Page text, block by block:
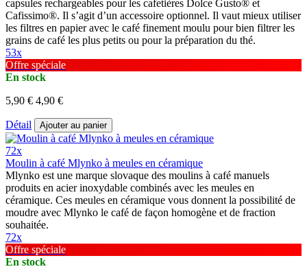
capsules rechargeables pour les cafetières Dolce Gusto® et
Cafissimo®. Il s’agit d’un accessoire optionnel. Il vaut mieux utiliser
les filtres en papier avec le café finement moulu pour bien filtrer les
grains de café les plus petits ou pour la préparation du thé.
53x
Offre spéciale
En stock
5,90 € 4,90 €
Détail Ajouter au panier
72x
Moulin à café Mlynko à meules en céramique
Mlynko est une marque slovaque des moulins à café manuels
produits en acier inoxydable combinés avec les meules en
céramique. Ces meules en céramique vous donnent la possibilité de
moudre avec Mlynko le café de façon homogène et de fraction
souhaitée.
72x
Offre spéciale
En stock